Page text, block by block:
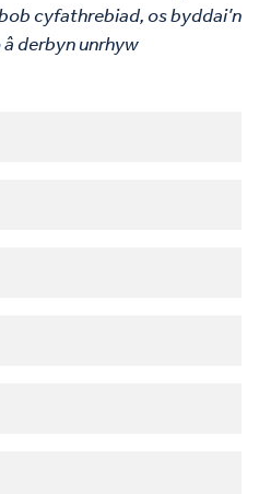
cyfathrebiad, os byddai’n
derbyn unrhyw